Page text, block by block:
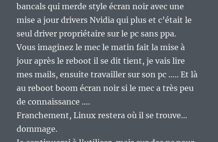
bancals qui merde style écran noir avec une
mise a jour drivers Nvidia qui plus et c’était le
seul driver propriétaire sur le pc sans ppa.
Vous imaginez le mec le matin fait la mise à
jour après le reboot il se dit tient, je vais lire
mes mails, ensuite travailler sur son pc ….. Et là
au reboot boom écran noir si le mec a très peu
de connaissance ….
Franchement, Linux restera où il se trouve…
dommage.